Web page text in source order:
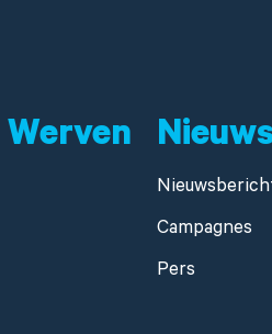
Werven
Campagnes
Pers